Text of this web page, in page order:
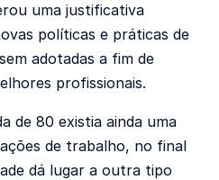
uma justificativa
políticas e práticas de
adotadas a fim de
profissionais.
de 80 existia ainda uma
de trabalho, no final
dá lugar a outra tipo